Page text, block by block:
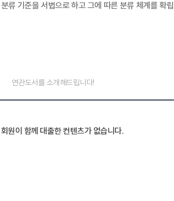
류 기준을 서법으로 하고 그에 따른 분류 체계를 확
연관도서를 소개해드립니다!
원이 함께 대출한 컨텐츠가 없습니다.